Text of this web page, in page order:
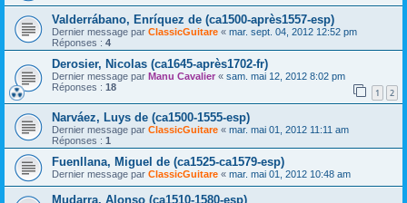
Valderrábano, Enríquez de (ca1500-après1557-esp)
Dernier message par ClassicGuitare « mar. sept. 04, 2012 12:52 pm
Réponses : 4
Derosier, Nicolas (ca1645-après1702-fr)
Dernier message par Manu Cavalier « sam. mai 12, 2012 8:02 pm
Réponses : 18 1 2
Narváez, Luys de (ca1500-1555-esp)
Dernier message par ClassicGuitare « mar. mai 01, 2012 11:11 am
Réponses : 1
Fuenllana, Miguel de (ca1525-ca1579-esp)
Dernier message par ClassicGuitare « mar. mai 01, 2012 10:48 am
Mudarra, Alonso (ca1510-1580-esp)